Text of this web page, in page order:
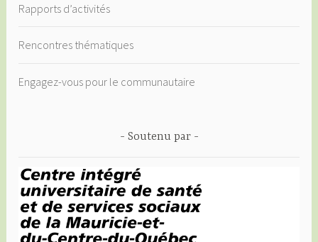
Rapports d’activités
Rencontres thématiques
Engagez-vous pour le communautaire
Soutenu par